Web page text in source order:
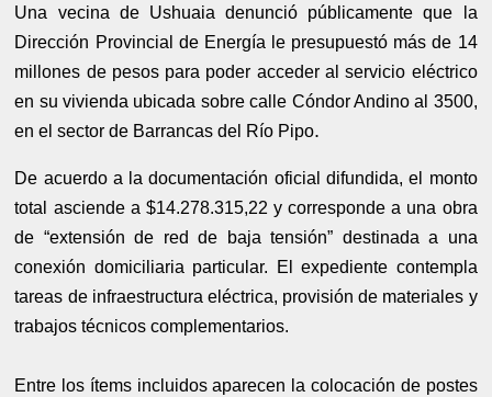
Una vecina de Ushuaia denunció públicamente que la
Dirección Provincial de Energía le presupuestó más de 14
millones de pesos para poder acceder al servicio eléctrico
en su vivienda ubicada sobre calle Cóndor Andino al 3500,
en el sector de Barrancas del Río Pipo.
De acuerdo a la documentación oficial difundida, el monto
total asciende a $14.278.315,22 y corresponde a una obra
de “extensión de red de baja tensión” destinada a una
conexión domiciliaria particular. El expediente contempla
tareas de infraestructura eléctrica, provisión de materiales y
trabajos técnicos complementarios.
Entre los ítems incluidos aparecen la colocación de postes